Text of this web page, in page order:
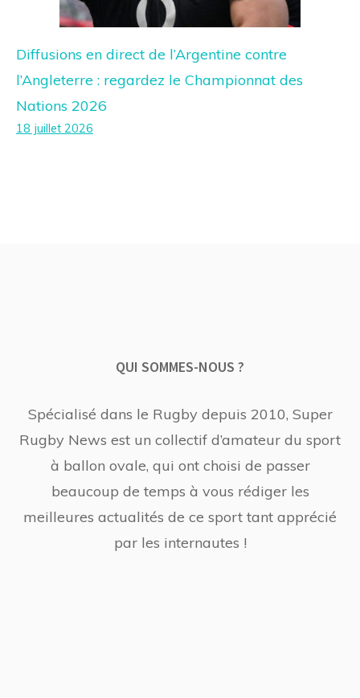
Diffusions en direct de l’Argentine contre
l’Angleterre : regardez le Championnat des
Nations 2026
18 juillet 2026
QUI SOMMES-NOUS ?
Spécialisé dans le Rugby depuis 2010, Super
Rugby News est un collectif d’amateur du sport
à ballon ovale, qui ont choisi de passer
beaucoup de temps à vous rédiger les
meilleures actualités de ce sport tant apprécié
par les internautes !